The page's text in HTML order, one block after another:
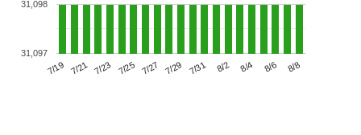
7/19 7/21 7/23 7/25 7/27 7/29 7/31 8/2 8/4 8/6 8/8
31,097
31,098